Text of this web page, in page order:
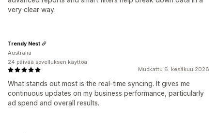
very clear way.
Muokattu 6. kesäkuu 2026
What stands out most is the real-time syncing. It gives me
continuous updates on my business performance, particularly
ad spend and overall results.
Trendy Nest
Australia
24 päivää sovelluksen käyttöä